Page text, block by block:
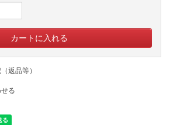
返品等）
る